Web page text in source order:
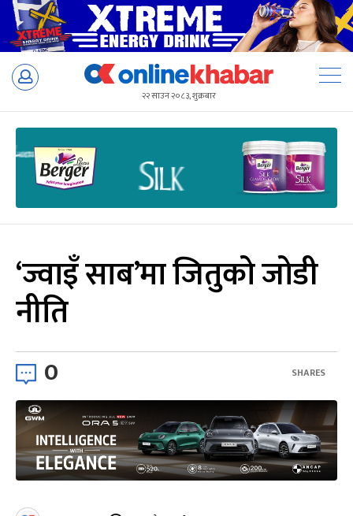
Skip
२२ साउन २०८३, शुक्रबार
‘ज्वाइँ साब’मा जितुको जोडी
नीति
0 SHARES